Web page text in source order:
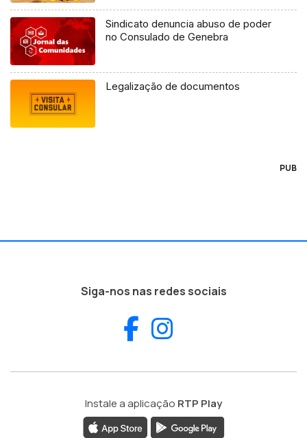
Sindicato denuncia abuso de poder
no Consulado de Genebra
Legalização de documentos
PUB
Siga-nos nas redes sociais
Facebook
Instale a aplicação RTP Play